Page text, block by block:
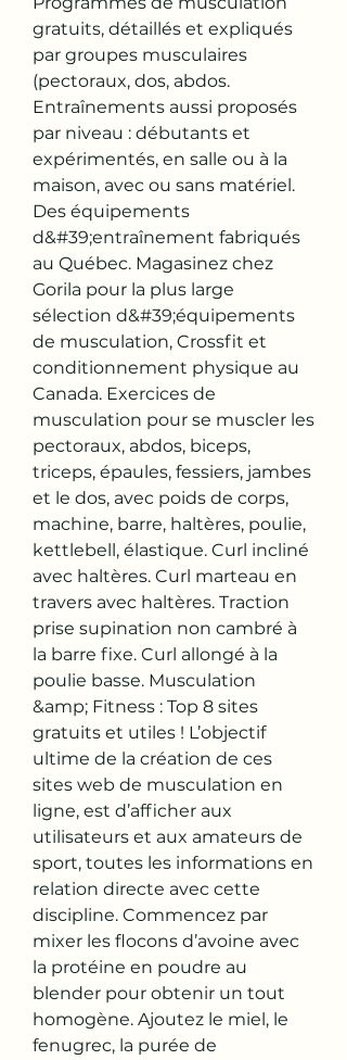
gratuits, détaillés et expliqués
par groupes musculaires
(pectoraux, dos, abdos.
Entraînements aussi proposés
par niveau : débutants et
expérimentés, en salle ou à la
maison, avec ou sans matériel.
Des équipements
d&#39;entraînement fabriqués
au Québec. Magasinez chez
Gorila pour la plus large
sélection d&#39;équipements
de musculation, Crossfit et
conditionnement physique au
Canada. Exercices de
musculation pour se muscler les
pectoraux, abdos, biceps,
triceps, épaules, fessiers, jambes
et le dos, avec poids de corps,
machine, barre, haltères, poulie,
kettlebell, élastique. Curl incliné
avec haltères. Curl marteau en
travers avec haltères. Traction
prise supination non cambré à
la barre fixe. Curl allongé à la
poulie basse. Musculation
&amp; Fitness : Top 8 sites
gratuits et utiles ! L’objectif
ultime de la création de ces
sites web de musculation en
ligne, est d’afficher aux
utilisateurs et aux amateurs de
sport, toutes les informations en
relation directe avec cette
discipline. Commencez par
mixer les flocons d’avoine avec
la protéine en poudre au
blender pour obtenir un tout
homogène. Ajoutez le miel, le
fenugrec, la purée de